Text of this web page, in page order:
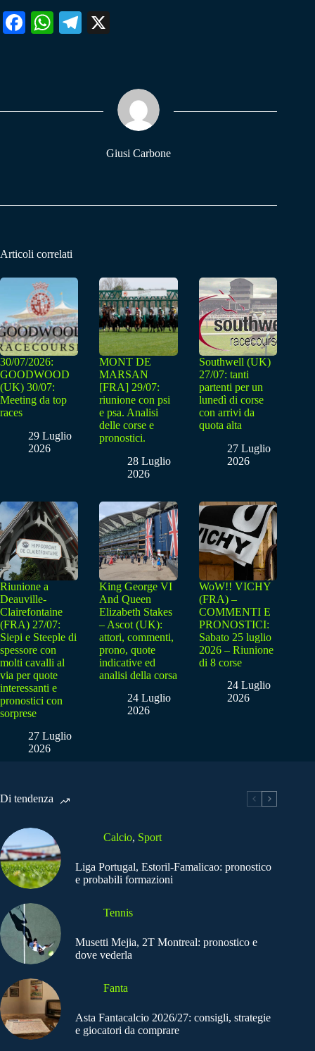
Fa W
pp
Te
m
Giusi Carbone
Articoli correlati
30/07/2026:
GOODWOOD
(UK) 30/07:
Meeting da top
races
29 Luglio
2026
MONT DE
MARSAN
[FRA] 29/07:
riunione con psi
e psa. Analisi
delle corse e
pronostici.
28 Luglio
2026
Southwell (UK)
27/07: tanti
partenti per un
lunedì di corse
con arrivi da
quota alta
27 Luglio
2026
Riunione a
Deauville-
Clairefontaine
(FRA) 27/07:
Siepi e Steeple di
spessore con
molti cavalli al
via per quote
interessanti e
pronostici con
sorprese
27 Luglio
2026
King George VI
And Queen
Elizabeth Stakes
– Ascot (UK):
attori, commenti,
prono, quote
indicative ed
analisi della corsa
24 Luglio
2026
WoW!! VICHY
(FRA) –
COMMENTI E
PRONOSTICI:
Sabato 25 luglio
2026 – Riunione
di 8 corse
24 Luglio
2026
Di tendenza
Calcio, Sport
Liga Portugal, Estoril-Famalicao: pronostico
e probabili formazioni
Tennis
Musetti Mejia, 2T Montreal: pronostico e
dove vederla
Fanta
Asta Fantacalcio 2026/27: consigli, strategie
e giocatori da comprare